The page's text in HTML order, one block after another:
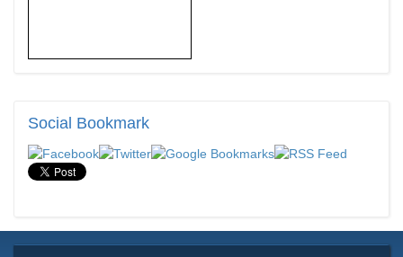
Social Bookmark